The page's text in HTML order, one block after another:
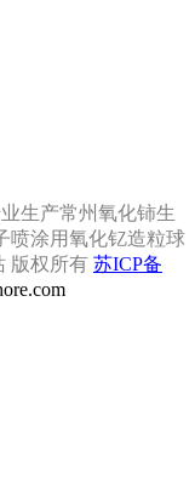
生产常州氧化铈生
喷涂用氧化钇造粒球
版权所有 苏ICP备